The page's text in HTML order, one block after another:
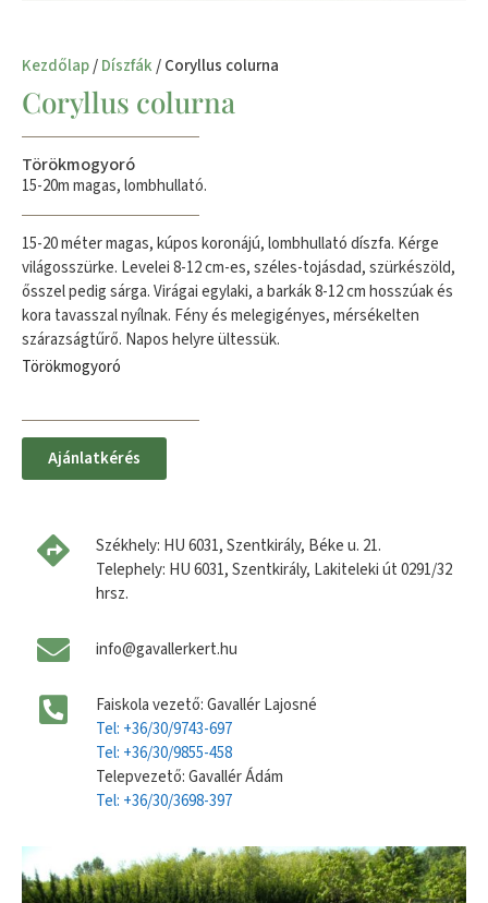
Kezdőlap/Díszfák/ Coryllus colurna
Coryllus colurna
Törökmogyoró
15-20m magas, lombhullató.
15-20 méter magas, kúpos koronájú, lombhullató díszfa. Kérge
világosszürke. Levelei 8-12 cm-es, széles-tojásdad, szürkészöld,
ősszel pedig sárga. Virágai egylaki, a barkák 8-12 cm hosszúak és
kora tavasszal nyílnak. Fény és melegigényes, mérsékelten
szárazságtűrő. Napos helyre ültessük.
Törökmogyoró
Ajánlatkérés
Székhely: HU 6031, Szentkirály, Béke u. 21.
Telephely: HU 6031, Szentkirály, Lakiteleki út 0291/32
hrsz.
info@gavallerkert.hu
Faiskola vezető: Gavallér Lajosné
Tel: +36/30/9743-697
Tel: +36/30/9855-458
Telepvezető: Gavallér Ádám
Tel: +36/30/3698-397